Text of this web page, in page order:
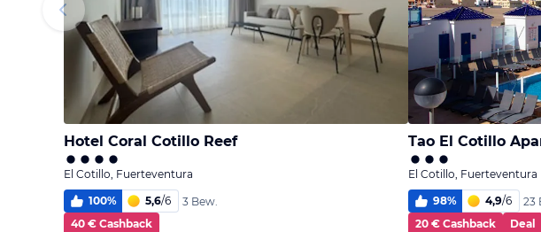
Hotel Coral Cotillo Reef
El Cotillo, Fuerteventura
100% 5,6/6
3 Bew.
40 € Cashback
Tao El Cotillo
El Cotillo, Fuerteventura
98% 4,9/6
23
20 € Cashback
Deal